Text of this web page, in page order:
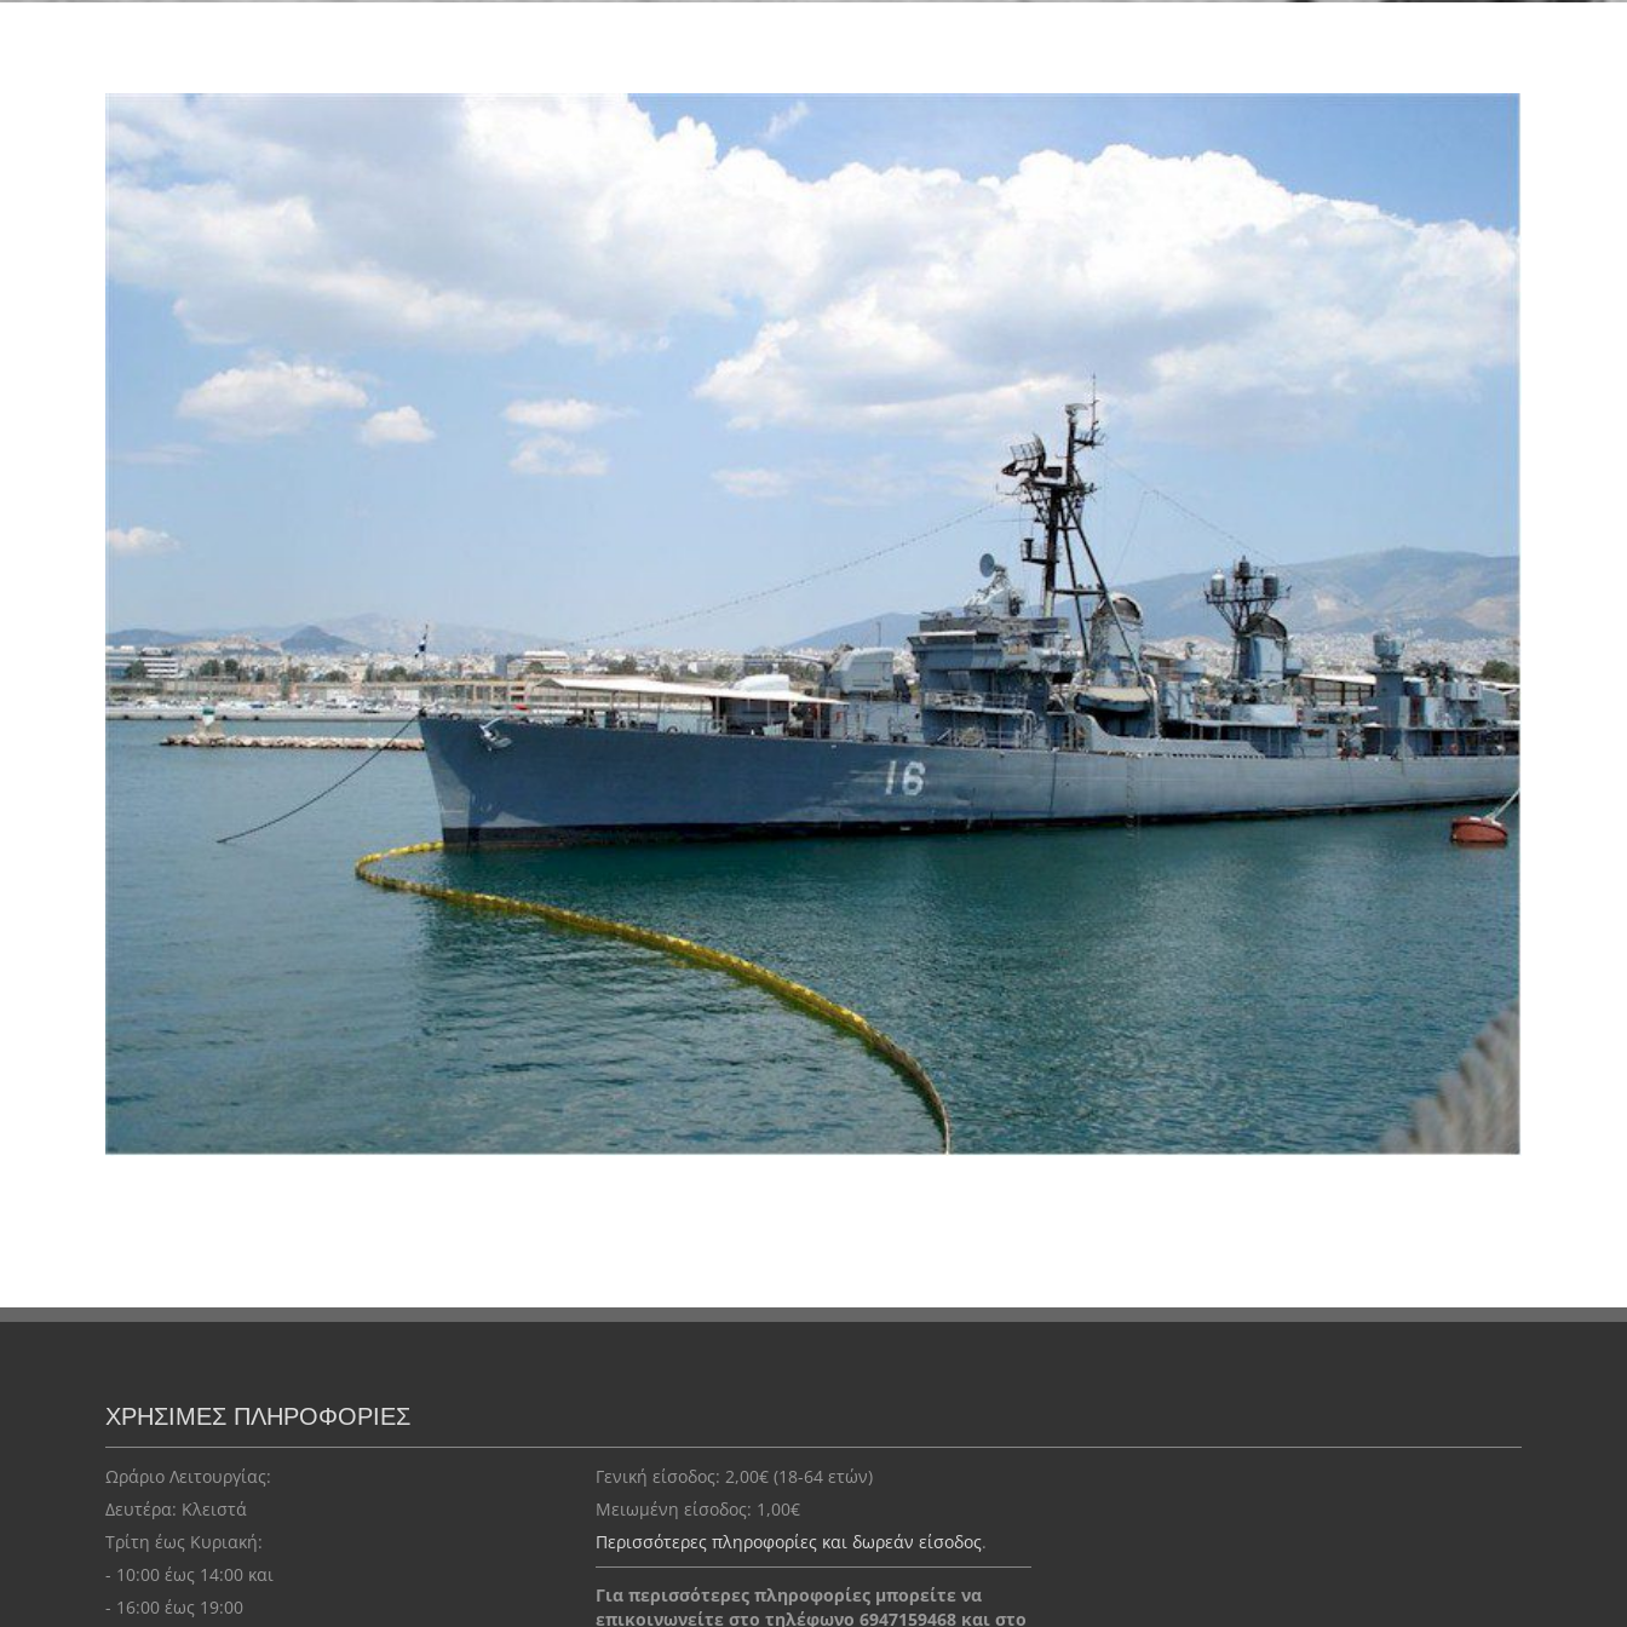
View
Larger
Image
ΧΡΗΣΙΜΕΣ ΠΛΗΡΟΦΟΡΙΕΣ
Ωράριο Λειτουργίας:
Δευτέρα: Kλειστά
Τρίτη έως Κυριακή:
- 10:00 έως 14:00 και
- 16:00 έως 19:00
Γενική είσοδος: 2,00€ (18-64 ετών)
Μειωμένη είσοδος: 1,00€
Περισσότερες πληροφορίες και δωρεάν είσοδος.
Για περισσότερες πληροφορίες μπορείτε να
επικοινωνείτε στο τηλέφωνο 6947159468 και στο